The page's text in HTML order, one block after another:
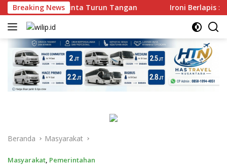
Langsung
ke
konten
Breaking News
Serang Diminta Turun Tangan Ironi Berlapis :
Beranda Masyarakat
Masyarakat Pemerintahan